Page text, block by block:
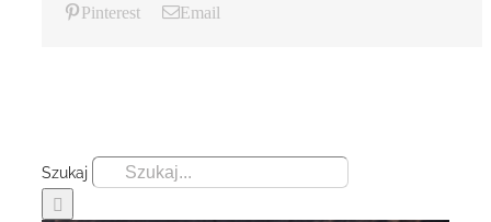
Pinterest
Email
Szukaj